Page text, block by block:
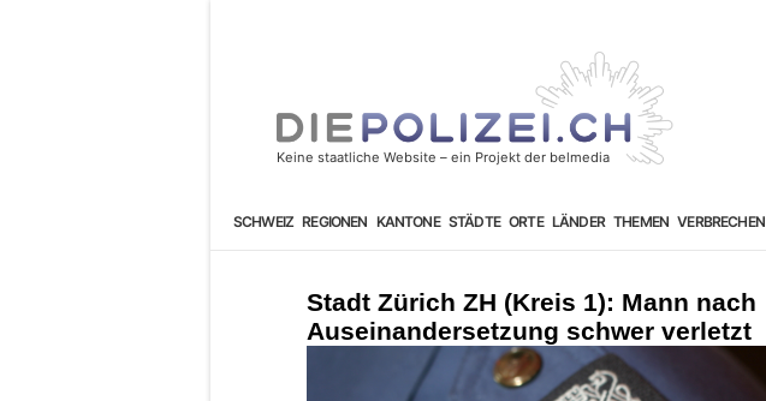
SCHWEIZ REGIONEN KANTONE STÄDTE ORTE LÄNDER THEMEN VERBRECHEN
Stadt Zürich ZH (Kreis 1): Mann nach
Auseinandersetzung schwer verletzt